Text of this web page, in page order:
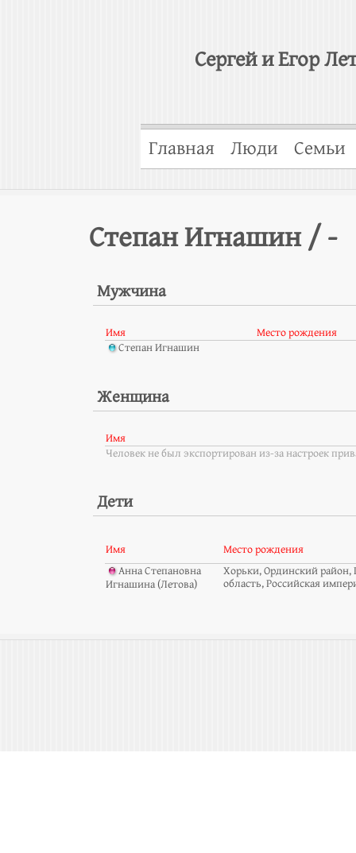
Сергей и Егор
Главная Люди Семьи
Степан Игнашин / -
Мужчина
Имя
Место рождения
Степан Игнашин
Женщина
Имя
Человек не был экспортирован из-за настроек
Дети
Имя
Место рождения
Анна Степановна
Игнашина (Летова)
Хорьки, Ординский район,
область, Российская